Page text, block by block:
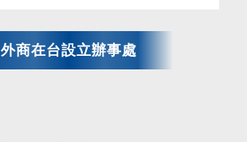
外商在台設立辦事處